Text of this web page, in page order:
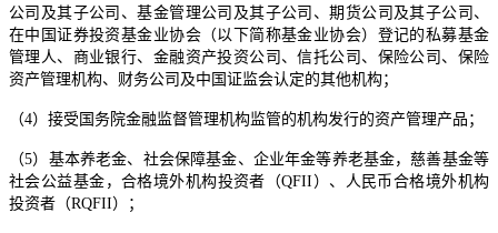
公司及其子公司、基金管理公司及其子公司、期货公司及其子公司、
在中国证券投资基金业协会（以下简称基金业协会）登记的私募基金
管理人、商业银行、金融资产投资公司、信托公司、保险公司、保险
资产管理机构、财务公司及中国证监会认定的其他机构；
（4）接受国务院金融监督管理机构监管的机构发行的资产管理产品；
（5）基本养老金、社会保障基金、企业年金等养老基金，慈善基金等
社会公益基金，合格境外机构投资者（QFII）、人民币合格境外机构
投资者（RQFII）；